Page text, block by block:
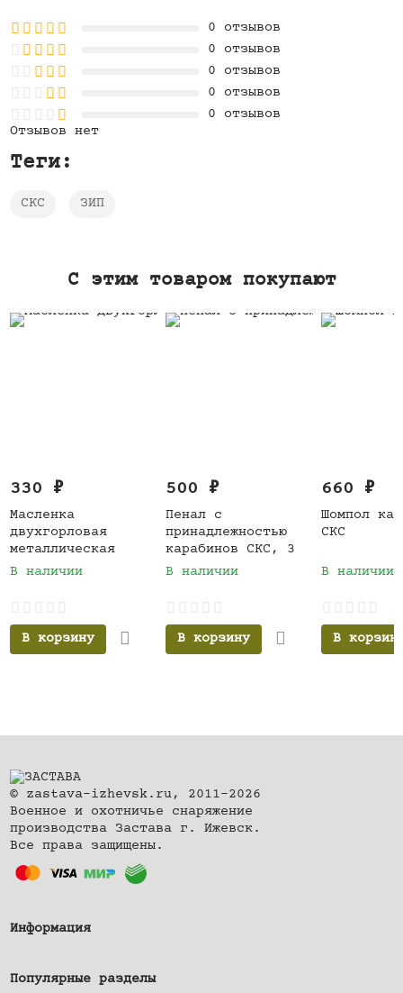
0 отзывов
0 отзывов
0 отзывов
0 отзывов
0 отзывов
Отзывов нет
Теги:
СКС ЗИП
C этим товаром покупают
330 ₽
Масленка
двухгорловая
металлическая
В наличии
В корзину
500 ₽
Пенал с
принадлежностью
карабинов СКС, 3
предмета
В наличии
В корзину
660 ₽
Шомпол
СКС
В наличии
В
© zastava-izhevsk.ru, 2011–2026
Военное и охотничье снаряжение
производства Застава г. Ижевск.
Все права защищены.
Информация
Популярные разделы